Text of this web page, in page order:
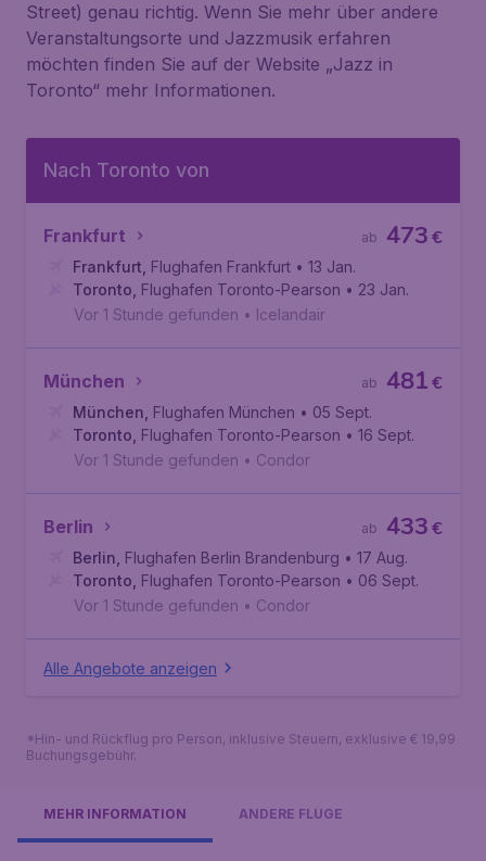
Street) genau richtig. Wenn Sie mehr über andere
Veranstaltungsorte und Jazzmusik erfahren
möchten finden Sie auf der Website „Jazz in
Toronto“ mehr Informationen.
Nach Toronto von
Frankfurt €
473
ab
Frankfurt Flughafen Frankfurt • 13 Jan.
Toronto Flughafen Toronto-Pearson • 23 Jan.
Vor 1 Stunde gefunden • Icelandair
München €
481
ab
München Flughafen München • 05 Sept.
Toronto Flughafen Toronto-Pearson • 16 Sept.
Vor 1 Stunde gefunden • Condor
Berlin €
433
ab
Berlin Flughafen Berlin Brandenburg • 17 Aug.
Toronto Flughafen Toronto-Pearson • 06 Sept.
Vor 1 Stunde gefunden • Condor
Alle Angebote anzeigen
*Hin- und Rückflug pro Person, inklusive Steuern, exklusive € 19,99
Buchungsgebühr.
MEHR INFORMATION ANDERE FLÜGE